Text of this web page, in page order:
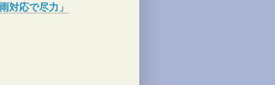
応で尽力」